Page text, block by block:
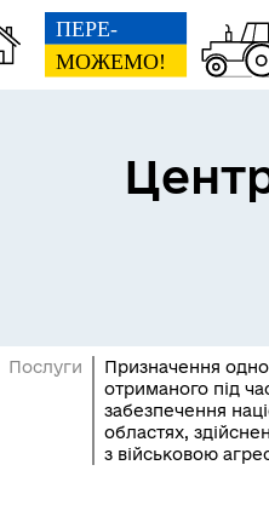
Послуги
Призначення
отриманого під
забезпечення
областях,
з військовою